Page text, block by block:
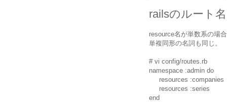
railsのルート
resource名が単数系の場
単複同形の名詞も同じ。
# vi config/routes.rb
namespace :admin do
resources :companies
resources :series
end